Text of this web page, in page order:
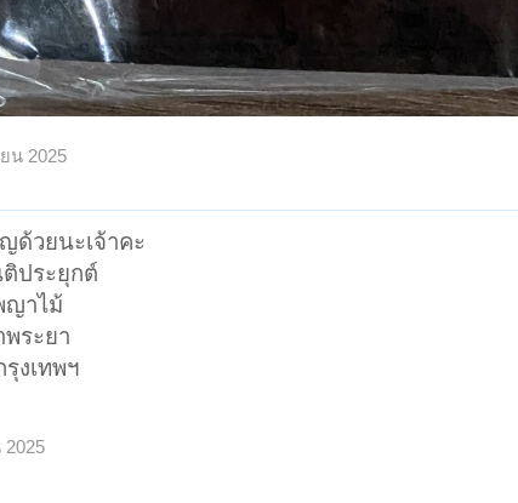
น 2025
ด้วยนะเจ้าคะ
ประยุกต์
ญาไม้
พระยา
งเทพฯ
2025